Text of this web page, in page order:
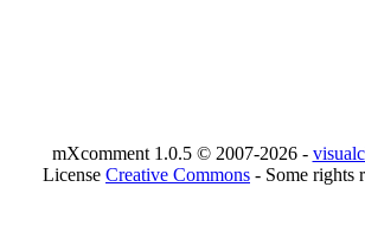
mXcomment 1.0.5 © 2007-2026 -
License Creative Commons - Some rights